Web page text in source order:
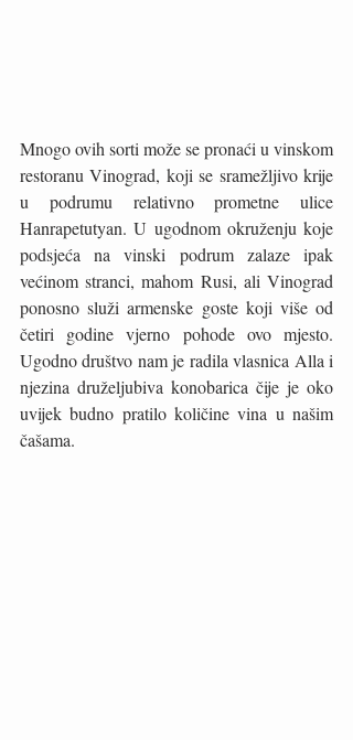
Mnogo ovih sorti može se pronaći u vinskom
restoranu Vinograd, koji se sramežljivo krije
u podrumu relativno prometne ulice
Hanrapetutyan. U ugodnom okruženju koje
podsjeća na vinski podrum zalaze ipak
većinom stranci, mahom Rusi, ali Vinograd
ponosno služi armenske goste koji više od
četiri godine vjerno pohode ovo mjesto.
Ugodno društvo nam je radila vlasnica Alla i
njezina druželjubiva konobarica čije je oko
uvijek budno pratilo količine vina u našim
čašama.